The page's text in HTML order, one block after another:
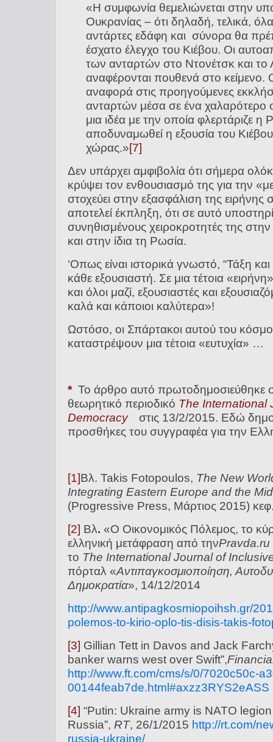
«Η συμφωνία θεμελιώνεται στην
Ουκρανίας – ότι δηλαδή, τελικά,
αντάρτες εδάφη και σύνορα θα
έσχατο έλεγχο του Κιέβου. Οι
των ανταρτών στο Ντονέτσκ και
αναφέρονται πουθενά στο κείμενο.
αναφορά στις προηγούμενες
ανταρτών μέσα σε ένα χαλαρότερο
μια ιδέα με την οποία φλερτάριζε
αποδυναμωθεί η εξουσία του
χώρας.»[7]
Δεν υπάρχει αμφιβολία ότι σήμερα
κρύψει τον ενθουσιασμό της για την
στοχεύει στην εξασφάλιση της
αποτελεί έκπληξη, ότι σε αυτό
συνηθισμένους χειροκροτητές της
και στην ίδια τη Ρωσία.
‘Οπως είναι ιστορικά γνωστό, “Τάξη και
κάθε εξουσιαστή. Σε μια τέτοια
και όλοι μαζί, εξουσιαστές και
καλά και κάποιοι καλύτερα»!
Ωστόσο, οι Σπάρτακοι αυτού του
καταστρέψουν μια τέτοια «ευτυχία» …
* Το άρθρο αυτό πρωτοδημοσιεύθηκε
θεωρητικό περιοδικό The International
Democracy
στις 13/2/2015. Εδώ
προσθήκες του συγγραφέα για την
[1]Βλ. Takis Fotopoulos, The New
Integrating Eastern Europe and the
(Progressive Press, Mάρτιος 2015)
[2] Βλ. «Ο Οικονομικός Πόλεμος, το
ελληνική μετάφραση από τηνPravda.ru
το The International Journal of
πόρταλ «Αντιπαγκοσμιοποίηση,
Δημοκρατία», 14/12/2014
http://www.antipagkosmiopoihsh.gr/
polemos-to-kirio-oplo-tis-disis-takis-
[3] Gillian Tett in Davos and Jack
banker warns west over Swift”,
http://www.ft.com/cms/s/0/7020c50c-
00144feab7de.html#axzz3RYS2eASS
[4] “Putin: Ukraine army is NATO
Russia”, RT, 26/1/2015 http://rt.com/
russia-ukraine/